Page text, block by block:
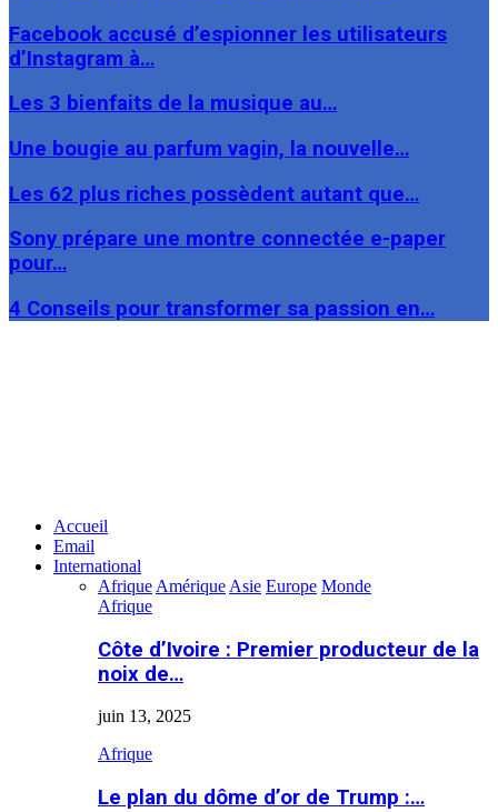
Facebook accusé d’espionner les utilisateurs
d’Instagram à…
Les 3 bienfaits de la musique au…
Une bougie au parfum vagin, la nouvelle…
Les 62 plus riches possèdent autant que…
Sony prépare une montre connectée e-paper
pour…
4 Conseils pour transformer sa passion en…
Accueil
Email
International
Afrique Amérique Asie Europe Monde
Afrique
Côte d’Ivoire : Premier producteur de la
noix de…
juin 13, 2025
Afrique
Le plan du dôme d’or de Trump :…